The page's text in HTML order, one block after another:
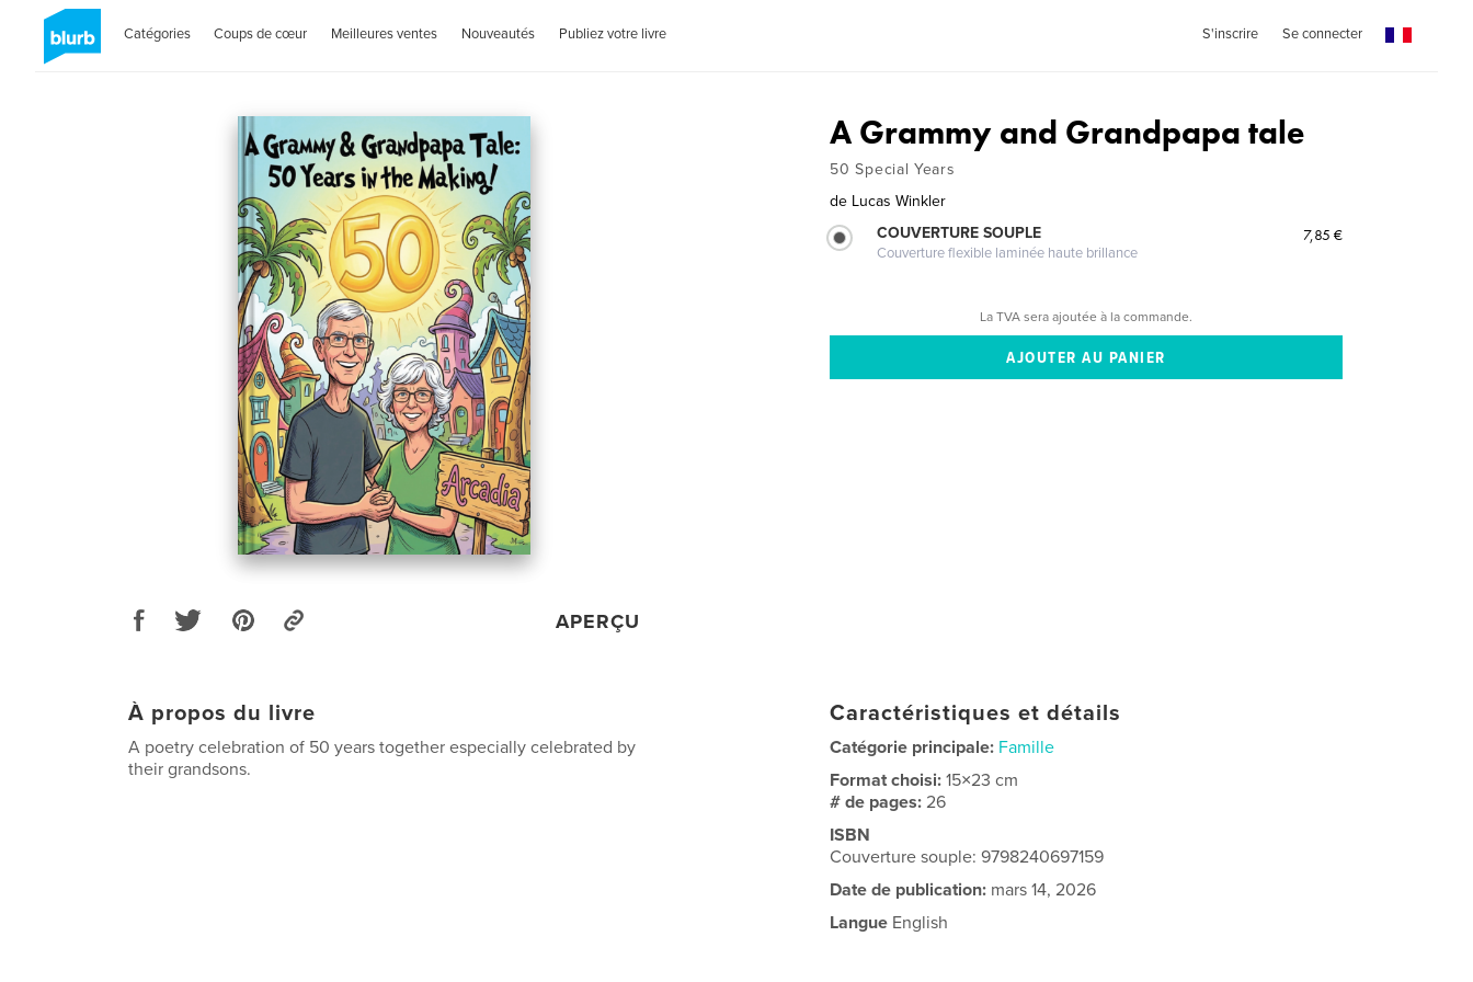
Catégories Coups de cœur Meilleures ventes Nouveautés Publiez votre livre S'inscrire Se connecter
APERÇU
A Grammy and Grandpapa tale
50 Special Years
de Lucas Winkler
COUVERTURE SOUPLE
Couverture flexible laminée haute brillance
7,85 €
La TVA sera ajoutée à la commande.
À propos du livre
A poetry celebration of 50 years together especially celebrated by
their grandsons.
Caractéristiques et détails
Catégorie principale: Famille
Format choisi:15×23 cm
# de pages:26
ISBN
Couverture souple: 9798240697159
Date de publication: mars 14, 2026
Langue English